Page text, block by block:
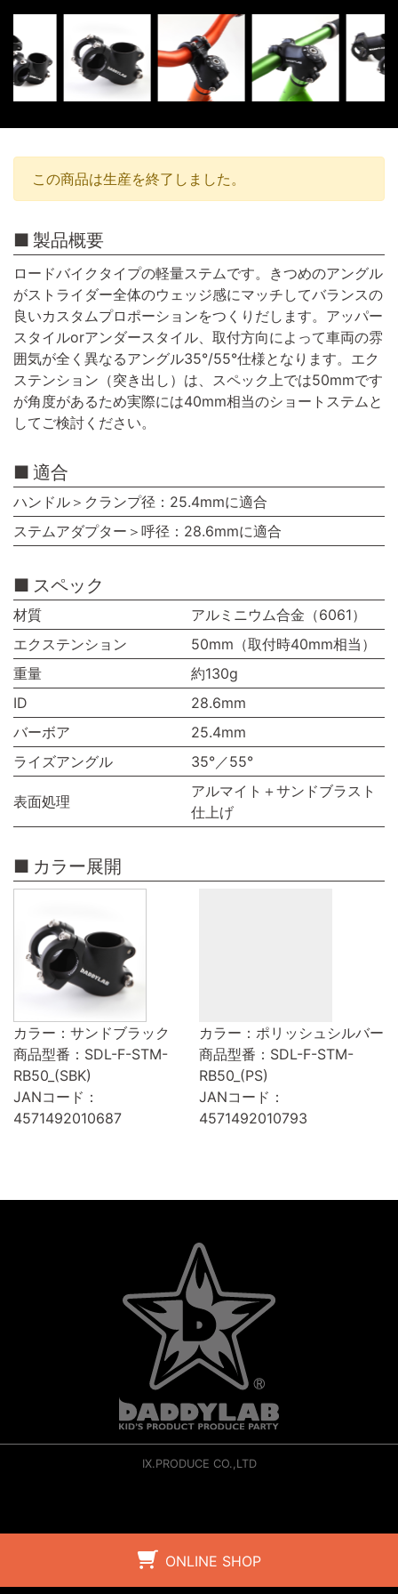
ONLINE SHOP
この商品は生産を終了しました。
製品概要
ロードバイクタイプの軽量ステムです。きつめのアングル
がストライダー全体のウェッジ感にマッチしてバランスの
良いカスタムプロポーションをつくりだします。アッパー
スタイルorアンダースタイル、取付方向によって車両の雰
囲気が全く異なるアングル35°/55°仕様となります。エク
ステンション（突き出し）は、スペック上では50mmです
が角度があるため実際には40mm相当のショートステムと
してご検討ください。
適合
ハンドル＞クランプ径：25.4mmに適合
ステムアダプター＞呼径：28.6mmに適合
スペック
材質
アルミニウム合金（6061）
エクステンション
50mm（取付時40mm相当）
重量
約130g
ID
28.6mm
バーボア
25.4mm
ライズアングル
35°／55°
表面処理
アルマイト＋サンドブラスト
仕上げ
カラー展開
カラー：サンドブラック
商品型番：SDL-F-STM-
RB50_(SBK)
JANコード：
4571492010687
カラー：ポリッシュシルバー
商品型番：SDL-F-STM-
RB50_(PS)
JANコード：
4571492010793
IX.PRODUCE CO.,LTD